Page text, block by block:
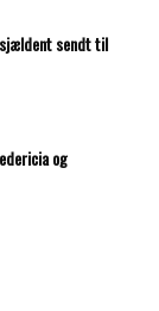
sendt til
og